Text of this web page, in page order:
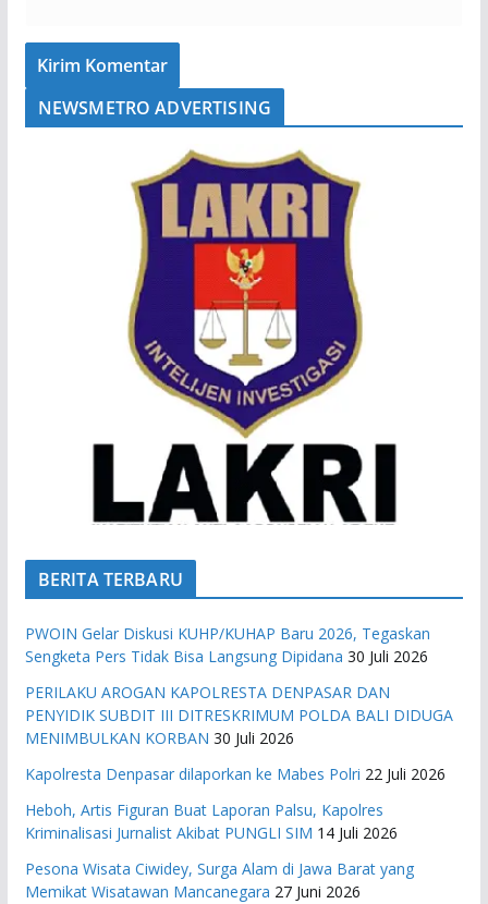
NEWSMETRO ADVERTISING
BERITA TERBARU
PWOIN Gelar Diskusi KUHP/KUHAP Baru 2026, Tegaskan
Sengketa Pers Tidak Bisa Langsung Dipidana 30 Juli 2026
PERILAKU AROGAN KAPOLRESTA DENPASAR DAN
PENYIDIK SUBDIT III DITRESKRIMUM POLDA BALI DIDUGA
MENIMBULKAN KORBAN 30 Juli 2026
Kapolresta Denpasar dilaporkan ke Mabes Polri 22 Juli 2026
Heboh, Artis Figuran Buat Laporan Palsu, Kapolres
Kriminalisasi Jurnalist Akibat PUNGLI SIM 14 Juli 2026
Pesona Wisata Ciwidey, Surga Alam di Jawa Barat yang
Memikat Wisatawan Mancanegara 27 Juni 2026